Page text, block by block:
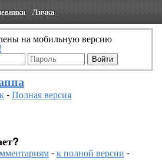
Личка
на мобильную версию
-Полная версия
-к полной версии -